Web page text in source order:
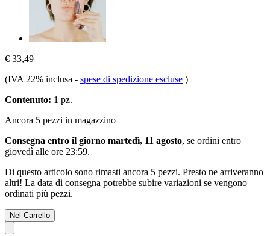
€ 33,49
(IVA 22% inclusa - spese di spedizione escluse )
Contenuto: 1 pz.
Ancora 5 pezzi in magazzino
Consegna entro il giorno martedì, 11 agosto, se ordini entro
giovedì alle ore 23:59.
Di questo articolo sono rimasti ancora 5 pezzi. Presto ne arriveranno
altri! La data di consegna potrebbe subire variazioni se vengono
ordinati più pezzi.
Nel Carrello